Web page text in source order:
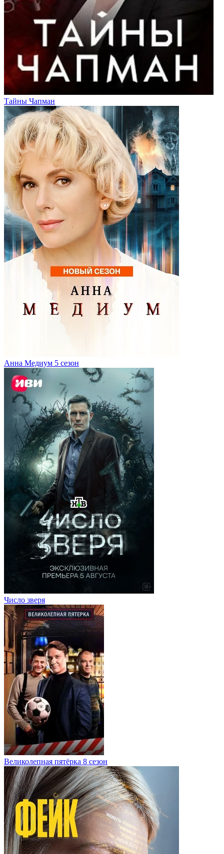
Тайны Чапман
Анна Медиум 5 сезон
Число зверя
Великолепная пятёрка 8 сезон